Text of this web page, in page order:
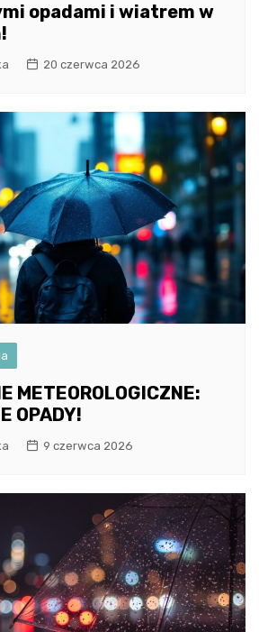
opadami i wiatrem w
20 czerwca 2026
METEOROLOGICZNE:
OPADY!
9 czerwca 2026